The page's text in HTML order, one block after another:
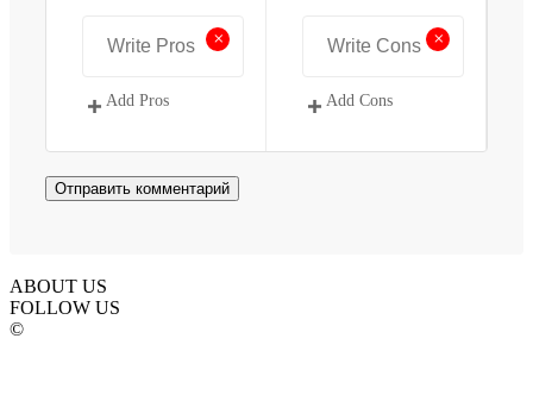
+
Add Pros
+
Add Cons
ABOUT US
FOLLOW US
©